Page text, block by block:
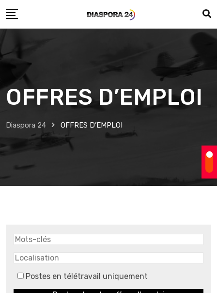
to
OFFRES D’EMPLOI
Diaspora 24 OFFRES D’EMPLOI
Postes en télétravail uniquement